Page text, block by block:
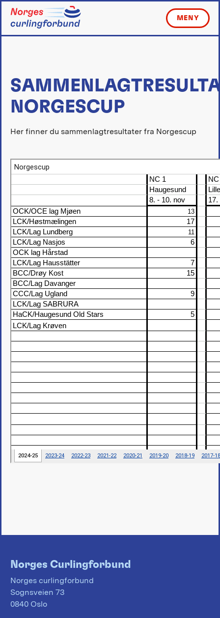
content
MENY
NORGESCUP
Her finner du sammenlagtresultater fra Norgescup
Norges Curlingforbund
Norges curlingforbund
Sognsveien 73
0840 Oslo